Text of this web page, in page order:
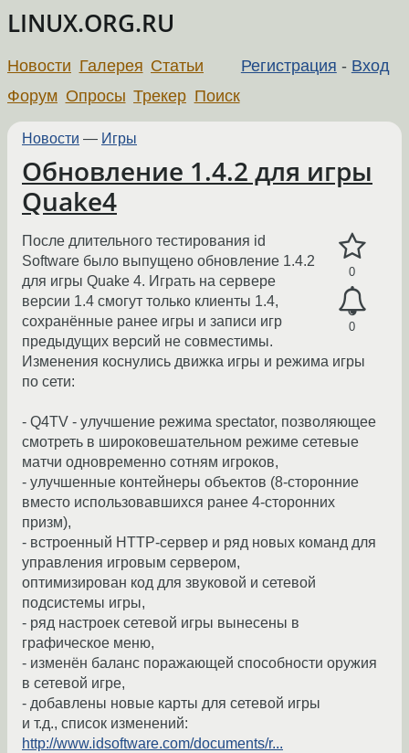
LINUX.ORG.RU
Регистрация - Вход
Новости Галерея Статьи
Форум Опросы Трекер Поиск
Новости — Игры
Обновление 1.4.2 для игры
Quake4
0
0
После длительного тестирования id
Software было выпущено обновление 1.4.2
для игры Quake 4. Играть на сервере
версии 1.4 смогут только клиенты 1.4,
сохранённые ранее игры и записи игр
предыдущих версий не совместимы.
Изменения коснулись движка игры и режима игры
по сети:
- Q4TV - улучшение режима spectator, позволяющее
смотреть в широковешательном режиме сетевые
матчи одновременно сотням игроков,
- улучшенные контейнеры объектов (8-сторонние
вместо использовавшихся ранее 4-сторонних
призм),
- встроенный HTTP-сервер и ряд новых команд для
управления игровым сервером,
оптимизирован код для звуковой и сетевой
подсистемы игры,
- ряд настроек сетевой игры вынесены в
графическое меню,
- изменён баланс поражающей способности оружия
в сетевой игре,
- добавлены новые карты для сетевой игры
и т.д., список изменений:
http://www.idsoftware.com/documents/r...